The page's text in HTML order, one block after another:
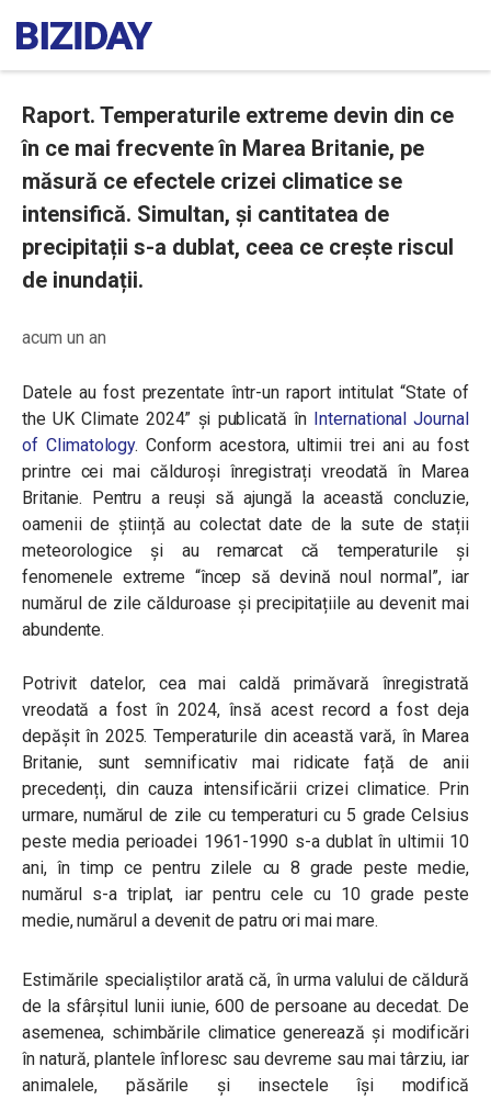
Raport. Temperaturile extreme devin din ce
în ce mai frecvente în Marea Britanie, pe
măsură ce efectele crizei climatice se
intensifică. Simultan, și cantitatea de
precipitații s-a dublat, ceea ce crește riscul
de inundații.
acum un an
Datele au fost prezentate într-un raport intitulat “State of
the UK Climate 2024” și publicată în International Journal
of Climatology. Conform acestora, ultimii trei ani au fost
printre cei mai călduroși înregistrați vreodată în Marea
Britanie. Pentru a reuși să ajungă la această concluzie,
oamenii de știință au colectat date de la sute de stații
meteorologice și au remarcat că temperaturile și
fenomenele extreme “încep să devină noul normal”, iar
numărul de zile călduroase și precipitațiile au devenit mai
abundente.
Potrivit datelor, cea mai caldă primăvară înregistrată
vreodată a fost în 2024, însă acest record a fost deja
depășit în 2025. Temperaturile din această vară, în Marea
Britanie, sunt semnificativ mai ridicate față de anii
precedenți, din cauza intensificării crizei climatice. Prin
urmare, numărul de zile cu temperaturi cu 5 grade Celsius
peste media perioadei 1961-1990 s-a dublat în ultimii 10
ani, în timp ce pentru zilele cu 8 grade peste medie,
numărul s-a triplat, iar pentru cele cu 10 grade peste
medie, numărul a devenit de patru ori mai mare.
Estimările specialiștilor arată că, în urma valului de căldură
de la sfârșitul lunii iunie, 600 de persoane au decedat. De
asemenea, schimbările climatice generează și modificări
în natură, plantele înfloresc sau devreme sau mai târziu, iar
animalele, păsările și insectele își modifică